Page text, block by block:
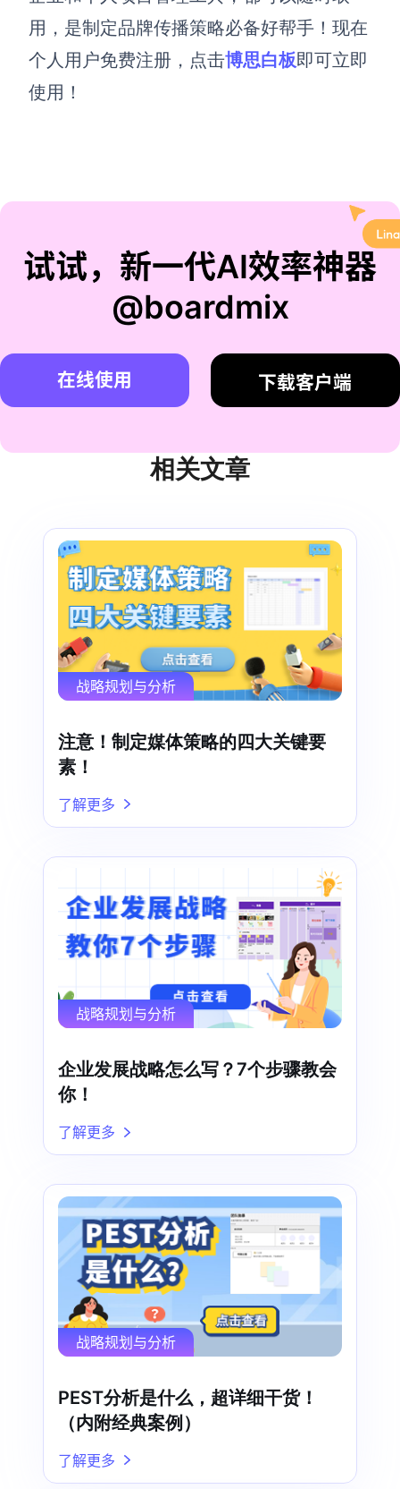
用， 是制定品牌传播策略必备好帮手！ 现在
个人用户免费注册，点击博思白板即可立即
使用！
试试，新一代AI效率神器
@boardmix
在线使用 下载客户端
相关文章
战略规划与分析
注意！制定媒体策略的四大关键要
素！
了解更多
战略规划与分析
企业发展战略怎么写？7个步骤教会
你！
了解更多
战略规划与分析
PEST分析是什么，超详细干货！
（内附经典案例）
了解更多